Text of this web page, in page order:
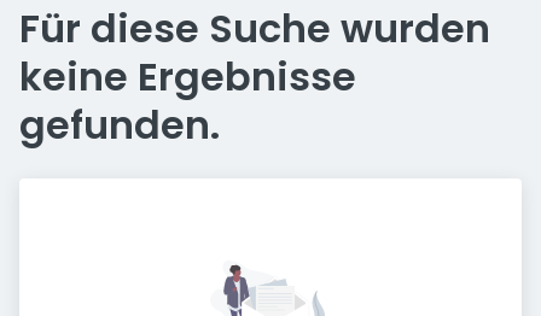
Für diese Suche wurden
keine Ergebnisse
gefunden.